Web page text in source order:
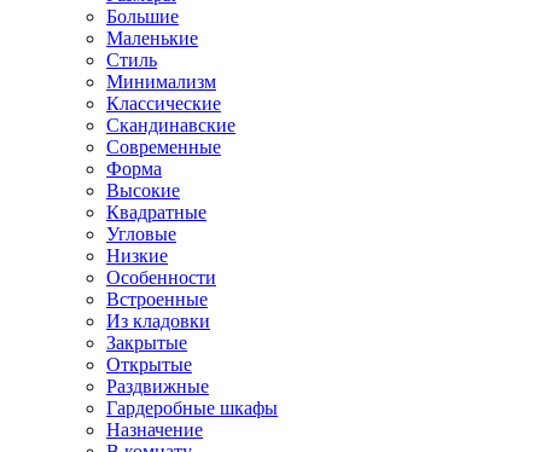
Большие
Маленькие
Стиль
Минимализм
Классические
Скандинавские
Современные
Форма
Высокие
Квадратные
Угловые
Низкие
Особенности
Встроенные
Из кладовки
Закрытые
Открытые
Раздвижные
Гардеробные шкафы
Назначение